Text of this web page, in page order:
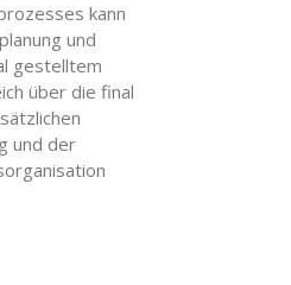
kann
und
gestelltem
über die final
und der